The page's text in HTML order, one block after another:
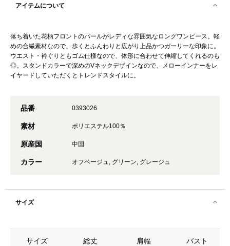
アイテムについて
落ち着いた花柄フロントのパールがレディな雰囲気なロングワンピース。軽
めの合繊素材なので、歩くとふんわりと広がり上品かつガーリーな印象に。
ウエスト・衿ぐりともゴム仕様なので、体形に合わせて伸縮してくれるのも
◎。スタンドカラーで深めのVネックデザインなので、メローインナーをレ
イヤードしていただくとトレンドスタイルに。
品番 0393026
素材 ポリエステル100％
原産国 中国
カラー オフベージュ, グリーン, グレージュ
サイズ
サイズ 総丈 肩幅 バスト